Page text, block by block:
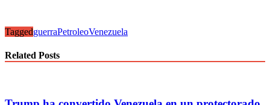
TaggedguerraPetroleoVenezuela
Related Posts